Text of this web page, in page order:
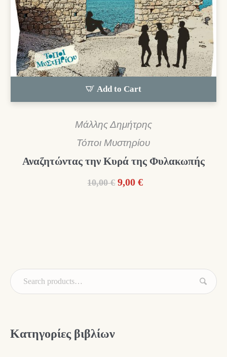
Add to Cart
Μάλλης Δημήτρης
Τόποι Μυστηρίου
Αναζητώντας την Κυρά της Φυλακωπής
10,00 € Original
9,00 €Η
Κατηγορίες βιβλίων